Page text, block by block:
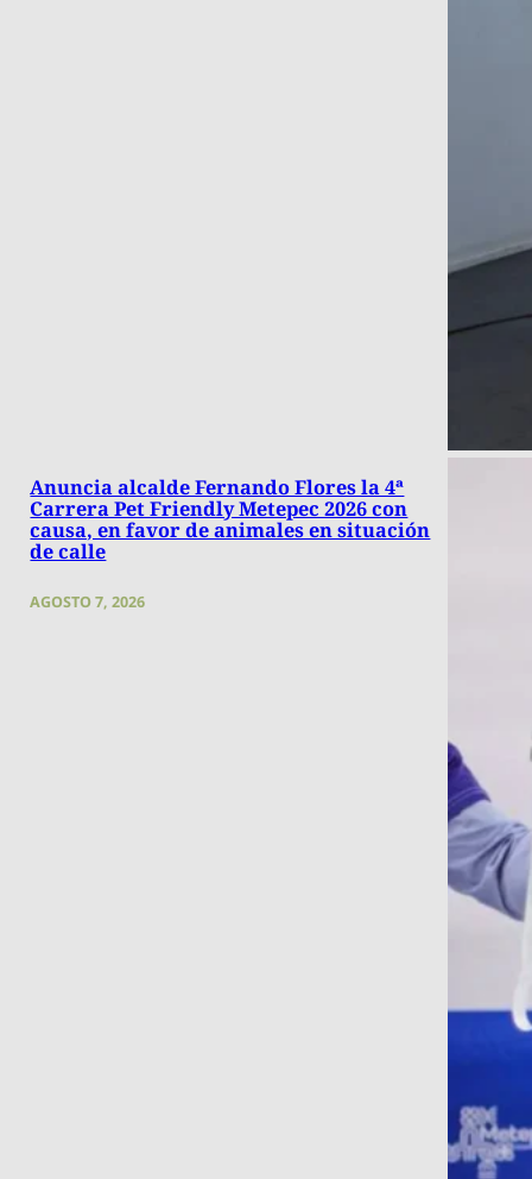
Anuncia alcalde Fernando Flores la 4ª
Carrera Pet Friendly Metepec 2026 con
causa, en favor de animales en situación
de calle
AGOSTO 7, 2026